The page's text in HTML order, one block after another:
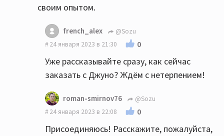
своим опытом.
french_alex
@Sozu
24 января 2023 в 21:30
0
Уже рассказывайте сразу, как сейчас
заказать с Джуно? Ждём с нетерпением!
roman-smirnov76
@Sozu
24 января 2023 в 22:08
0
Присоединяюсь! Расскажите, пожалуйста,